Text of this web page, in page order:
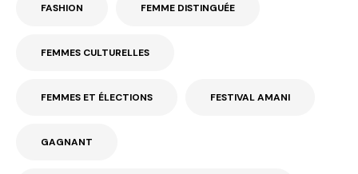
FASHION FEMME DISTINGUÉE
FEMMES CULTURELLES
FEMMES ET ÉLECTIONS FESTIVAL AMANI
GAGNANT